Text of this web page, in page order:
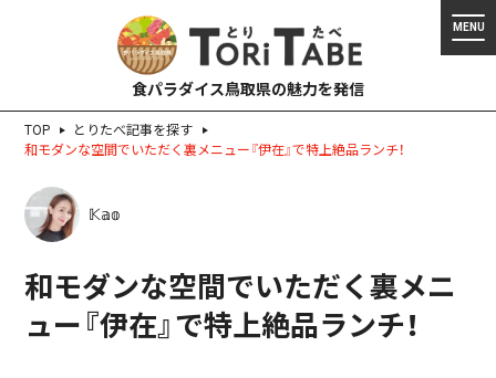
食パラダイス鳥取県の魅力を発信
TOP
とりたべ記事を探す
和モダンな空間でいただく裏メニュー『伊在』で特上絶品ランチ！
𝕂𝕒𝕠
和モダンな空間でいただく裏メニ
ュー『伊在』で特上絶品ランチ！